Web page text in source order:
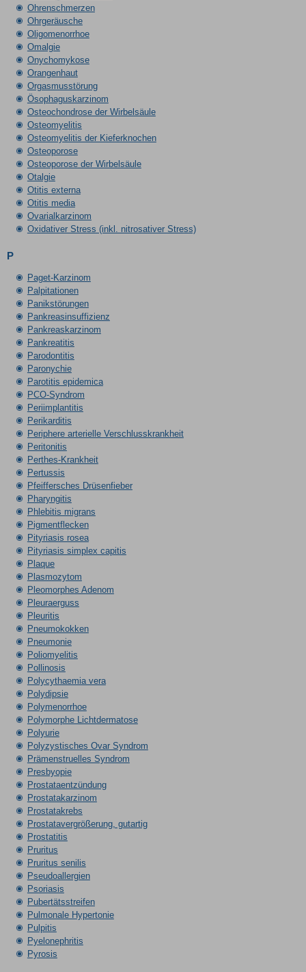
Ohrenschmerzen
Ohrgeräusche
Oligomenorrhoe
Omalgie
Onychomykose
Orangenhaut
Orgasmusstörung
Ösophaguskarzinom
Osteochondrose der Wirbelsäule
Osteomyelitis
Osteomyelitis der Kieferknochen
Osteoporose
Osteoporose der Wirbelsäule
Otalgie
Otitis externa
Otitis media
Ovarialkarzinom
Oxidativer Stress (inkl. nitrosativer Stress)
P
Paget-Karzinom
Palpitationen
Panikstörungen
Pankreasinsuffizienz
Pankreaskarzinom
Pankreatitis
Parodontitis
Paronychie
Parotitis epidemica
PCO-Syndrom
Periimplantitis
Perikarditis
Periphere arterielle Verschlusskrankheit
Peritonitis
Perthes-Krankheit
Pertussis
Pfeiffersches Drüsenfieber
Pharyngitis
Phlebitis migrans
Pigmentflecken
Pityriasis rosea
Pityriasis simplex capitis
Plaque
Plasmozytom
Pleomorphes Adenom
Pleuraerguss
Pleuritis
Pneumokokken
Pneumonie
Poliomyelitis
Pollinosis
Polycythaemia vera
Polydipsie
Polymenorrhoe
Polymorphe Lichtdermatose
Polyurie
Polyzystisches Ovar Syndrom
Prämenstruelles Syndrom
Presbyopie
Prostataentzündung
Prostatakarzinom
Prostatakrebs
Prostatavergrößerung, gutartig
Prostatitis
Pruritus
Pruritus senilis
Pseudoallergien
Psoriasis
Pubertätsstreifen
Pulmonale Hypertonie
Pulpitis
Pyelonephritis
Pyrosis